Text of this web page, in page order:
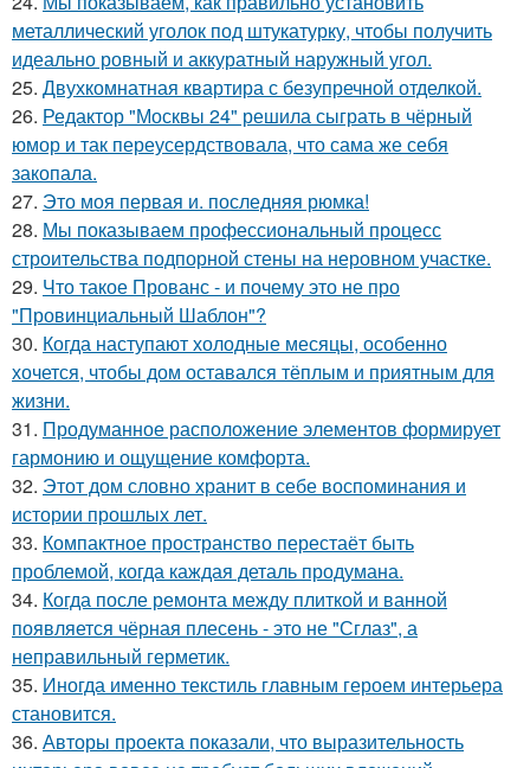
металлический уголок под штукатурку, чтобы получить
идеально ровный и аккуратный наружный угол.
25. Двухкомнатная квартира с безупречной отделкой.
26. Редактор "Москвы 24" решила сыграть в чёрный
юмор и так переусердствовала, что сама же себя
закопала.
27. Это моя первая и. последняя рюмка!
28. Мы показываем профессиональный процесс
строительства подпорной стены на неровном участке.
29. Что такое Прованс - и почему это не про
"Провинциальный Шаблон"?
30. Когда наступают холодные месяцы, особенно
хочется, чтобы дом оставался тёплым и приятным для
жизни.
31. Продуманное расположение элементов формирует
гармонию и ощущение комфорта.
32. Этот дом словно хранит в себе воспоминания и
истории прошлых лет.
33. Компактное пространство перестаёт быть
проблемой, когда каждая деталь продумана.
34. Когда после ремонта между плиткой и ванной
появляется чёрная плесень - это не "Сглаз", а
неправильный герметик.
35. Иногда именно текстиль главным героем интерьера
становится.
36. Авторы проекта показали, что выразительность